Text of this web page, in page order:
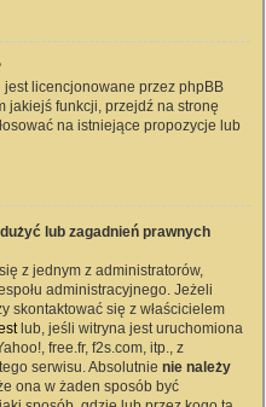
jest licencjonowane przez phpBB
jakiejś funkcji, przejdź na stronę
na istniejące propozycje lub
lub zagadnień prawnych
z jednym z administratorów,
administracyjnego. Jeżeli
skontaktować się z właścicielem
lub, jeśli witryna jest uruchomiona
free.fr, f2s.com, itp., z
serwisu. Absolutnie nie należy
ona w żaden sposób być